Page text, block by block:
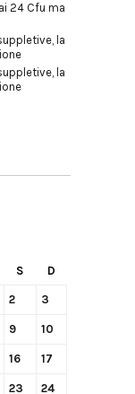
24 Cfu ma
la
la
S D
2 3
9 10
16 17
23 24